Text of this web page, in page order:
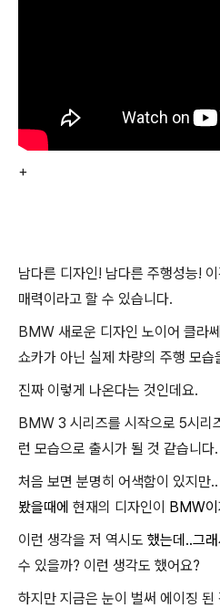
+
남다른 디자인! 남다른 주행성능!
매력이라고 할 수 있습니다.
BMW 새로운 디자인 노이어 클라
쇼카가 아닌 실제 차량의 주행 모습
진짜 이렇게 나온다는 것인데요.
BMW 3 시리즈를 시작으로 5시리
런 모습으로 출시가 될 것 같습니다.
처음 보면 분명히 어색함이 있지만
봤을때에 현재의 디자인이 BMW이
이런 생각을 저 역시도 했는데..그래
수 있을까? 이런 생각도 했어요?
하지만 지금은 눈이 벌써 에이징 된